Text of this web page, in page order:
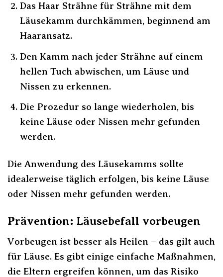
Das Haar Strähne für Strähne mit dem
Läusekamm durchkämmen, beginnend am
Haaransatz.
Den Kamm nach jeder Strähne auf einem
hellen Tuch abwischen, um Läuse und
Nissen zu erkennen.
Die Prozedur so lange wiederholen, bis
keine Läuse oder Nissen mehr gefunden
werden.
Die Anwendung des Läusekamms sollte
idealerweise täglich erfolgen, bis keine Läuse
oder Nissen mehr gefunden werden.
Prävention: Läusebefall vorbeugen
Vorbeugen ist besser als Heilen – das gilt auch
für Läuse. Es gibt einige einfache Maßnahmen,
die Eltern ergreifen können, um das Risiko